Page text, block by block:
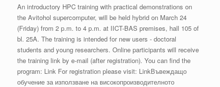
An introductory HPC training with practical demonstrations on
the Avitohol supercomputer, will be held hybrid on March 24
(Friday) from 2 p.m. to 4 p.m. at IICT-BAS premises, hall 105 of
bl. 25A. The training is intended for new users - doctoral
students and young researchers. Online participants will receive
the training link by e-mail (after registration). You can find the
program: Link For registration please visit: LinkВъвеждащо
обучение за използване на високопроизводителното